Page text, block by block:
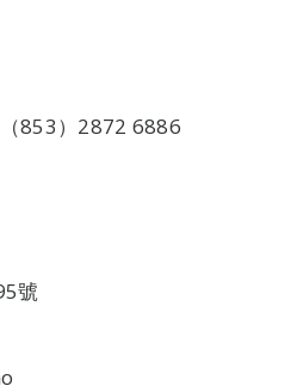
853）2872 6886
號